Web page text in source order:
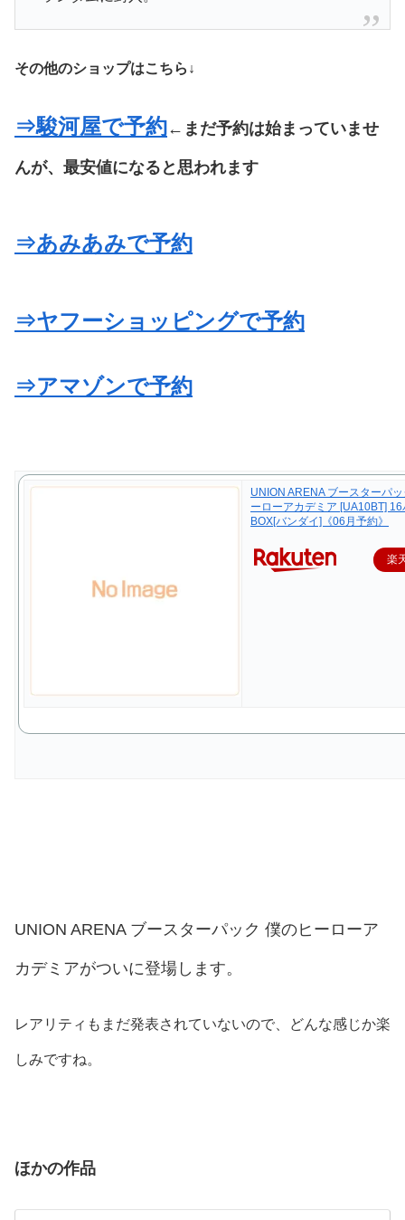
その他のショップはこちら↓
⇒駿河屋で予約←まだ予約は始まっていませ
んが、最安値になると思われます
⇒あみあみで予約
⇒ヤフーショッピングで予約
⇒アマゾンで予約
UNION ARENA ブースターパ
ーローアカデミア [UA10BT]
BOX[バンダイ]《06月予約》
楽
UNION ARENA ブースターパック 僕のヒーローア
カデミアがついに登場します。
レアリティもまだ発表されていないので、どんな感じか楽
しみですね。
ほかの作品